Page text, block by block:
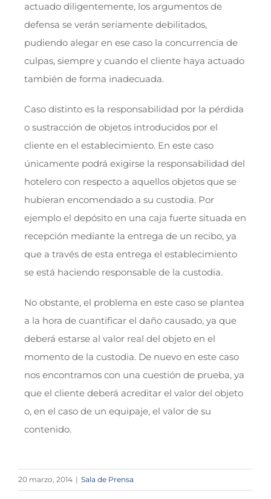
actuado diligentemente, los argumentos de
defensa se verán seriamente debilitados,
pudiendo alegar en ese caso la concurrencia de
culpas, siempre y cuando el cliente haya actuado
también de forma inadecuada.
Caso distinto es la responsabilidad por la pérdida
o sustracción de objetos introducidos por el
cliente en el establecimiento. En este caso
únicamente podrá exigirse la responsabilidad del
hotelero con respecto a aquellos objetos que se
hubieran encomendado a su custodia. Por
ejemplo el depósito en una caja fuerte situada en
recepción mediante la entrega de un recibo, ya
que a través de esta entrega el establecimiento
se está haciendo responsable de la custodia.
No obstante, el problema en este caso se plantea
a la hora de cuantificar el daño causado, ya que
deberá estarse al valor real del objeto en el
momento de la custodia. De nuevo en este caso
nos encontramos con una cuestión de prueba, ya
que el cliente deberá acreditar el valor del objeto
o, en el caso de un equipaje, el valor de su
contenido.
20 marzo, 2014 | Sala de Prensa